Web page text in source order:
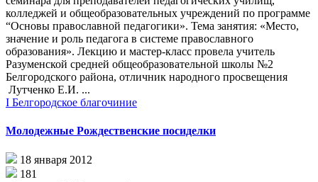
колледжей и общеобразовательных учреждений по программе
“Основы православной педагогики». Тема занятия: «Место,
значение и роль педагога в системе православного
образования». Лекцию и мастер-класс провела учитель
Разуменской средней общеобразовательной школы №2
Белгородского района, отличник народного просвещения
Лутченко Е.И. ...
I Белгородское благочиние
Молодежные Рождественские посиделки
18 января 2012
181